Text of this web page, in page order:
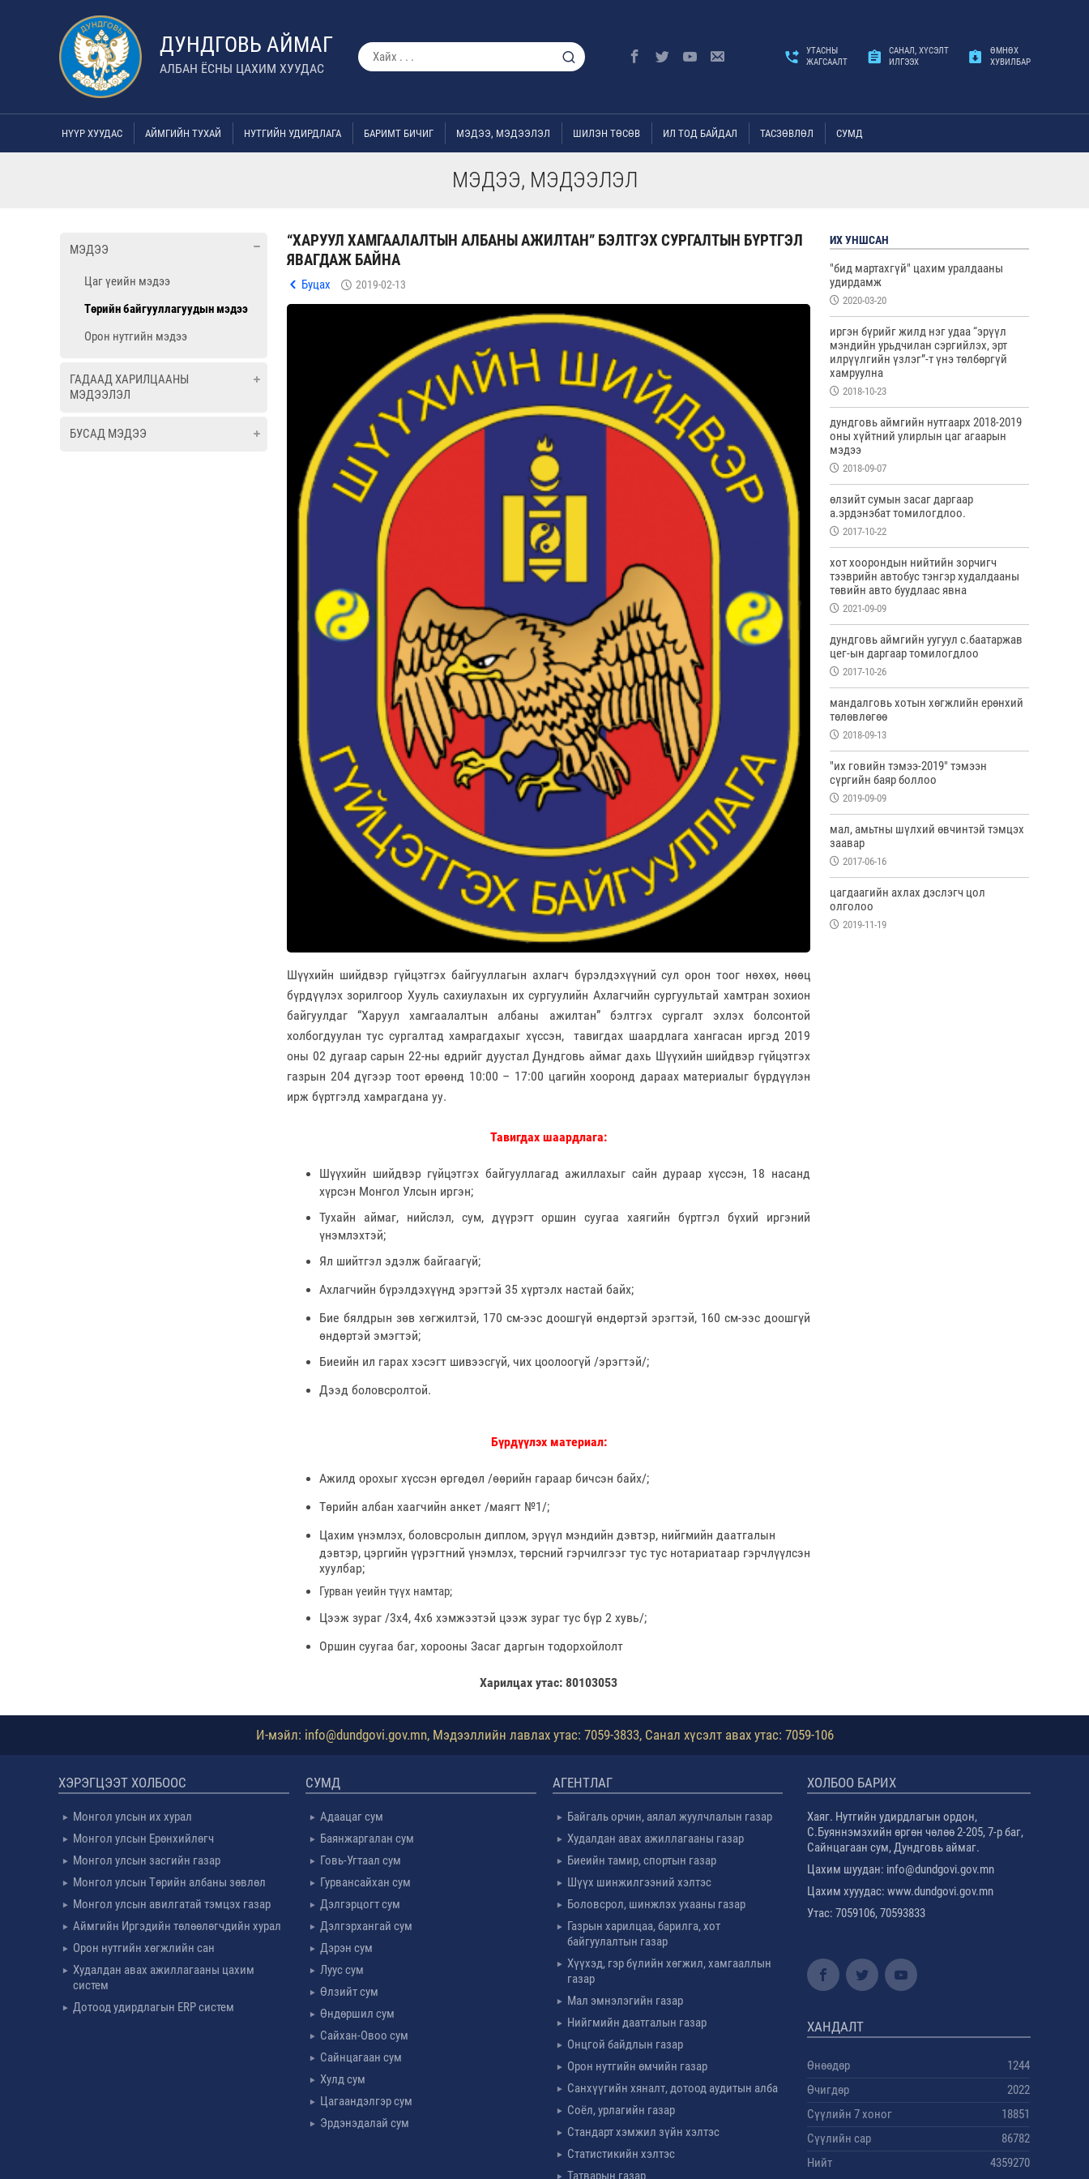
ДУНДГОВЬ АЙМАГ
АЛБАН ЁСНЫ ЦАХИМ ХУУДАС
УТАСНЫ
ЖАГСААЛТ
САНАЛ, ХҮСЭЛТ
ИЛГЭЭХ
ӨМНӨХ
ХУВИЛБАР
НҮҮР ХУУДАС АЙМГИЙН ТУХАЙ НУТГИЙН УДИРДЛАГА БАРИМТ БИЧИГ МЭДЭЭ, МЭДЭЭЛЭЛ ШИЛЭН ТӨСӨВ ИЛ ТОД БАЙДАЛ ТАСЗӨВЛӨЛ СУМД
МЭДЭЭ, МЭДЭЭЛЭЛ
МЭДЭЭ
Цаг үеийн мэдээ
Төрийн байгууллагуудын мэдээ
Орон нутгийн мэдээ
ГАДААД ХАРИЛЦААНЫ
МЭДЭЭЛЭЛ
БУСАД МЭДЭЭ
“ХАРУУЛ ХАМГААЛАЛТЫН АЛБАНЫ АЖИЛТАН” БЭЛТГЭХ СУРГАЛТЫН БҮРТГЭЛ
ЯВАГДАЖ БАЙНА
Буцах 2019-02-13
Шүүхийн шийдвэр гүйцэтгэх байгууллагын ахлагч бүрэлдэхүүний сул орон тоог нөхөх, нөөц
бүрдүүлэх зорилгоор Хууль сахиулахын их сургуулийн Ахлагчийн сургуультай хамтран зохион
байгуулдаг “Харуул хамгаалалтын албаны ажилтан” бэлтгэх сургалт эхлэх болсонтой
холбогдуулан тус сургалтад хамрагдахыг хүссэн, тавигдах шаардлага хангасан иргэд 2019
оны 02 дугаар сарын 22-ны өдрийг дуустал Дундговь аймаг дахь Шүүхийн шийдвэр гүйцэтгэх
газрын 204 дүгээр тоот өрөөнд 10:00 – 17:00 цагийн хооронд дараах материалыг бүрдүүлэн
ирж бүртгэлд хамрагдана уу.
Тавигдах шаардлага:
Шүүхийн шийдвэр гүйцэтгэх байгууллагад ажиллахыг сайн дураар хүссэн, 18 насанд
хүрсэн Монгол Улсын иргэн;
Тухайн аймаг, нийслэл, сум, дүүрэгт оршин суугаа хаягийн бүртгэл бүхий иргэний
үнэмлэхтэй;
Ял шийтгэл эдэлж байгаагүй;
Ахлагчийн бүрэлдэхүүнд эрэгтэй 35 хүртэлх настай байх;
Бие бялдрын зөв хөгжилтэй, 170 см-ээс доошгүй өндөртэй эрэгтэй, 160 см-ээс доошгүй
өндөртэй эмэгтэй;
Биеийн ил гарах хэсэгт шивээсгүй, чих цоолоогүй /эрэгтэй/;
Дээд боловсролтой.
Бүрдүүлэх материал:
Ажилд орохыг хүссэн өргөдөл /өөрийн гараар бичсэн байх/;
Төрийн албан хаагчийн анкет /маягт №1/;
Цахим үнэмлэх, боловсролын диплом, эрүүл мэндийн дэвтэр, нийгмийн даатгалын
дэвтэр, цэргийн үүрэгтний үнэмлэх, төрсний гэрчилгээг тус тус нотариатаар гэрчлүүлсэн
хуулбар;
Гурван үеийн түүх намтар;
Цээж зураг /3х4, 4х6 хэмжээтэй цээж зураг тус бүр 2 хувь/;
Оршин суугаа баг, хорооны Засаг даргын тодорхойлолт
Харилцах утас: 80103053
ИХ УНШСАН
"бид мартахгүй" цахим уралдааны
удирдамж
2020-03-20
иргэн бүрийг жилд нэг удаа “эрүүл
мэндийн урьдчилан сэргийлэх, эрт
илрүүлгийн үзлэг”-т үнэ төлбөргүй
хамруулна
2018-10-23
дундговь аймгийн нутгаарх 2018-2019
оны хүйтний улирлын цаг агаарын
мэдээ
2018-09-07
өлзийт сумын засаг даргаар
а.эрдэнэбат томилогдлоо.
2017-10-22
хот хоорондын нийтийн зорчигч
тээврийн автобус тэнгэр худалдааны
төвийн авто буудлаас явна
2021-09-09
дундговь аймгийн уугуул с.баатаржав
цег-ын даргаар томилогдлоо
2017-10-26
мандалговь хотын хөгжлийн ерөнхий
төлөвлөгөө
2018-09-13
"их говийн тэмээ-2019" тэмээн
сүргийн баяр боллоо
2019-09-09
мал, амьтны шүлхий өвчинтэй тэмцэх
заавар
2017-06-16
цагдаагийн ахлах дэслэгч цол
олголоо
2019-11-19
И-мэйл: info@dundgovi.gov.mn, Мэдээллийн лавлах утас: 7059-3833, Санал хүсэлт авах утас: 7059-106
ХЭРЭГЦЭЭТ ХОЛБООС
Монгол улсын их хурал
Монгол улсын Ерөнхийлөгч
Монгол улсын засгийн газар
Монгол улсын Төрийн албаны зөвлөл
Монгол улсын авилгатай тэмцэх газар
Аймгийн Иргэдийн төлөөлөгчдийн хурал
Орон нутгийн хөгжлийн сан
Худалдан авах ажиллагааны цахим
систем
Дотоод удирдлагын ERP систем
СУМД
Адаацаг сум
Баянжаргалан сум
Говь-Угтаал сум
Гурвансайхан сум
Дэлгэрцогт сум
Дэлгэрхангай сум
Дэрэн сум
Луус сум
Өлзийт сум
Өндөршил сум
Сайхан-Овоо сум
Сайнцагаан сум
Хулд сум
Цагаандэлгэр сум
Эрдэнэдалай сум
АГЕНТЛАГ
Байгаль орчин, аялал жуулчлалын газар
Худалдан авах ажиллагааны газар
Биеийн тамир, спортын газар
Шүүх шинжилгээний хэлтэс
Боловсрол, шинжлэх ухааны газар
Газрын харилцаа, барилга, хот
байгуулалтын газар
Хүүхэд, гэр бүлийн хөгжил, хамгааллын
газар
Мал эмнэлэгийн газар
Нийгмийн даатгалын газар
Онцгой байдлын газар
Орон нутгийн өмчийн газар
Санхүүгийн хяналт, дотоод аудитын алба
Соёл, урлагийн газар
Стандарт хэмжил зүйн хэлтэс
Статистикийн хэлтэс
Татварын газар
ХОЛБОО БАРИХ
Хаяг. Нутгийн удирдлагын ордон,
С.Буяннэмэхийн өргөн чөлөө 2-205, 7-р баг,
Сайнцагаан сум, Дундговь аймаг.
Цахим шуудан: info@dundgovi.gov.mn
Цахим хууудас: www.dundgovi.gov.mn
Утас: 7059106, 70593833
ХАНДАЛТ
Өнөөдөр
1244
Өчигдөр
2022
Сүүлийн 7 хоног
18851
Сүүлийн сар
86782
Нийт
4359270